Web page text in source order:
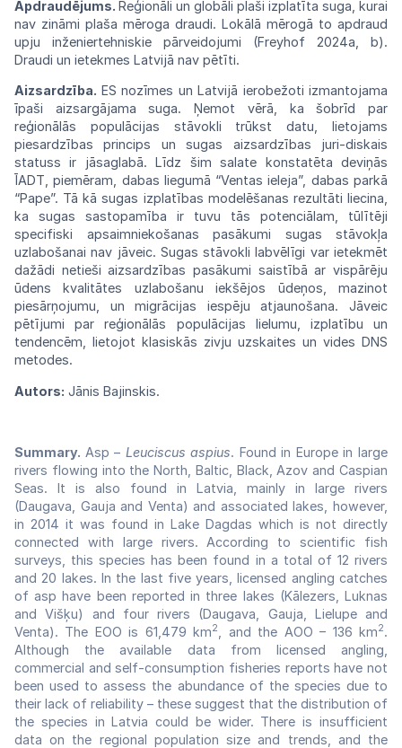
Apdraudējums. Reģionāli un globāli plaši izplatīta suga, kurai
nav zināmi plaša mēroga draudi. Lokālā mērogā to apdraud
upju inženiertehniskie pārveidojumi (Freyhof 2024a, b).
Draudi un ietekmes Latvijā nav pētīti.
Aizsardzība. ES nozīmes un Latvijā ierobežoti izmantojama
īpaši aizsargājamasuga.Ņemot vērā, ka šobrīd par
reģionālās populācijas stāvokli trūkst datu, lietojams
piesardzības princips un sugas aizsardzības juri-diskais
statuss ir jāsaglabā. Līdz šim salate konstatēta deviņās
ĪADT, piemēram, dabas liegumā “Ventasieleja”, dabasparkā
“Pape”. Tākā sugas izplatības modelēšanas rezultāti liecina,
ka sugas sastopamība ir tuvu tās potenciālam, tūlītēji
specifiski apsaimniekošanas pasākumi sugas stāvokļa
uzlabošanainav jāveic. Sugasstāvoklilabvēlīgi var ietekmēt
dažādi netiešiaizsardzības pasākumi saistībā arvispārēju
ūdens kvalitātes uzlabošanu iekšējos ūdeņos,mazinot
piesārņojumu, un migrācijas iespējuatjaunošana.Jāveic
pētījumi parreģionālās populācijas lielumu, izplatību un
tendencēm, lietojot klasiskās zivju uzskaites un vides DNS
metodes.
Autors: Jānis Bajinskis.
Summary. Asp – Leuciscus aspius. Found in Europe in large
rivers flowing into the North, Baltic, Black, Azov and Caspian
Seas. It is also found in Latvia, mainly in large rivers
(Daugava, Gauja and Venta) and associated lakes, however,
in 2014 it was found in Lake Dagdas which is not directly
connected with large rivers. According to scientific fish
surveys, this species has been found in a total of 12 rivers
and 20 lakes. In the last five years, licensed angling catches
of asp have been reported in three lakes (Kālezers, Luknas
and Višķu) and four rivers (Daugava, Gauja, Lielupe and
Venta). The EOO is 61,479 km2 , and the AOO – 136 km2.
Although the available data from licensed angling,
commercial and self-consumption fisheries reports have not
been used to assess the abundance of the species due to
their lack of reliability – these suggest that the distribution of
the species in Latvia could be wider. There is insufficient
data on the regional population size and trends, and the